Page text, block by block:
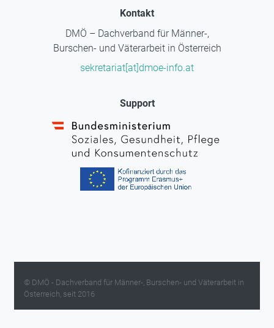
Kontakt
DMÖ – Dachverband für Männer-,
Burschen- und Väterarbeit in Österreich
sekretariat[at]dmoe-info.at
Support
© DMÖ - Dachverband für Männer-, Burschen- und Väterarbeit in
Österreich, seit 2016